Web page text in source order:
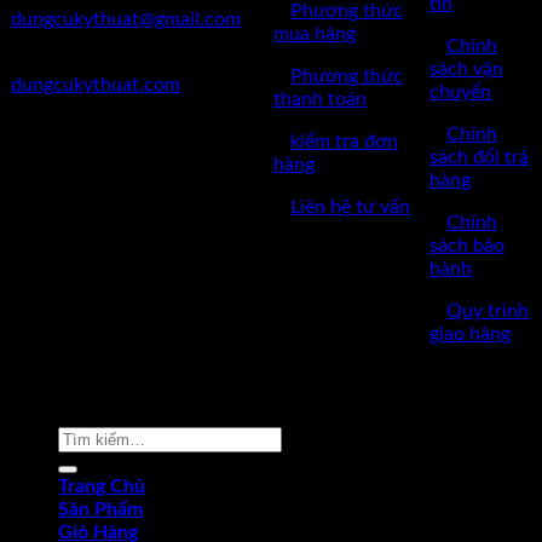
dungcukythuat@gmail.com
dungcukythuat.com
Phương thức
mua hàng
Phương thức
thanh toán
kiểm tra đơn
hàng
Liên hệ tư vấn
Chính
sách vận
chuyển
Chính
sách đổi trả
hàng
Chính
sách bảo
hành
Quy trình
giao hàng
Tìm
Trang Chủ
Sản Phẩm
Giỏ Hàng